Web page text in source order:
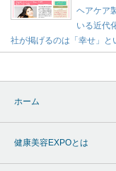
ヘアケア
いる近代
社が掲げるのは「幸せ」と
ホーム
健康美容EXPOとは